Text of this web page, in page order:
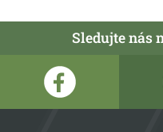
Sledujte nás